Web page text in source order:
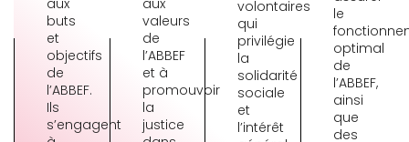
buts
et
objectifs
de
l’ABBEF.
Ils
s’engagent
valeurs
de
l’ABBEF
et à
promouvoir
la
justice
volontaires
qui
privilégie
la
solidarité
sociale
et
l’intérêt
le
optimal
de
l’ABBEF,
ainsi
que
des